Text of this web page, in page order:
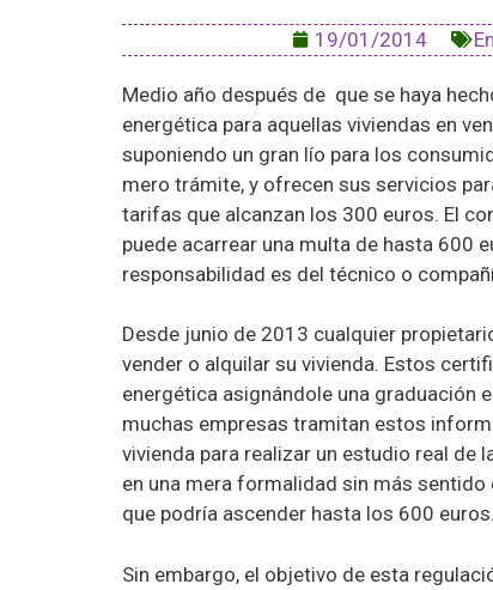
19/01/2014
Medio año después de que se haya
energética para aquellas viviendas en
suponiendo un gran lío para los
mero trámite, y ofrecen sus servicios
tarifas que alcanzan los 300 euros. El
puede acarrear una multa de hasta 600
responsabilidad es del técnico o
Desde junio de 2013 cualquier
vender o alquilar su vivienda. Estos
energética asignándole una graduación
muchas empresas tramitan estos
vivienda para realizar un estudio real de
en una mera formalidad sin más
que podría ascender hasta los 600 euros.
Sin embargo, el objetivo de esta